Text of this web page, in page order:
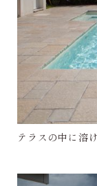
テラスの中に溶